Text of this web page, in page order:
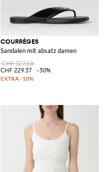
COURRÈGES
Sandalen mit absatz damen
CHF 327.68
CHF 229.37
-30%